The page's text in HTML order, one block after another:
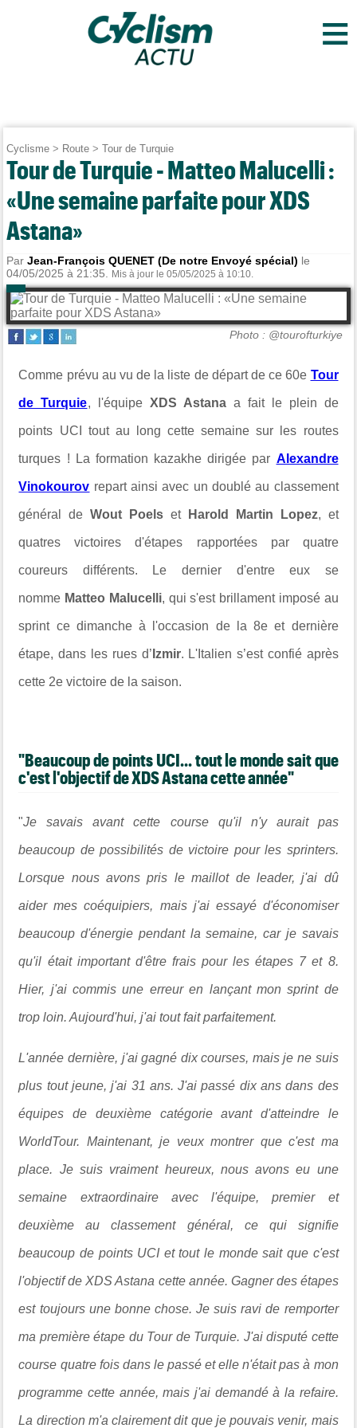
≡
Cyclisme > Route >Tour de Turquie
Tour de Turquie - Matteo Malucelli :
«Une semaine parfaite pour XDS
Astana»
ParJean-François QUENET (De notre Envoyé spécial) le
04/05/2025 à 21:35.
Mis à jour le 05/05/2025 à 10:10.
Photo : @tourofturkiye
Comme prévu au vu de la liste de départ de ce 60e Tour
de Turquie, l'équipe XDS Astanaa fait le plein de
points UCI tout au long cette semaine sur les routes
turques ! La formation kazakhe dirigée par Alexandre
Vinokourov repart ainsi avec un doublé au classement
général deWout Poels et Harold Martin Lopez, et
quatres victoires d'étapes rapportées par quatre
coureurs différents. Le dernier d'entre eux se
nomme Matteo Malucelli, qui s'est brillament imposé au
sprint ce dimanche à l'occasion de la 8e et dernière
étape, dans les rues d’ Izmir. L'Italiens’est confié après
cette 2e victoire de la saison.
"Beaucoup de points UCI... tout le monde sait que
c'est l'objectif de XDS Astana cette année"
"Je savais avant cette course qu'il n'y aurait pas
beaucoup de possibilités de victoire pour les sprinters.
Lorsque nous avons pris le maillot de leader, j'ai dû
aider mes coéquipiers, mais j'ai essayé d'économiser
beaucoup d'énergie pendant la semaine, car je savais
qu'il était important d'être frais pour les étapes 7 et 8.
Hier, j'ai commis une erreur en lançant mon sprint de
trop loin. Aujourd'hui, j'ai tout fait parfaitement.
L'année dernière, j'ai gagné dix courses, mais je ne suis
plus tout jeune, j'ai 31 ans. J'ai passé dix ans dans des
équipes de deuxième catégorie avant d'atteindre le
WorldTour. Maintenant, je veux montrer que c'est ma
place. Je suis vraiment heureux, nous avons eu une
semaine extraordinaire avec l'équipe, premier et
deuxième au classement général, ce qui signifie
beaucoup de points UCI et tout le monde sait que c'est
l'objectif de XDS Astana cette année. Gagner des étapes
est toujours une bonne chose. Je suis ravi de remporter
ma première étape du Tour de Turquie. J'ai disputé cette
course quatre fois dans le passé et elle n'était pas à mon
programme cette année, mais j'ai demandé à la refaire.
La direction m'a clairement dit que je pouvais venir, mais